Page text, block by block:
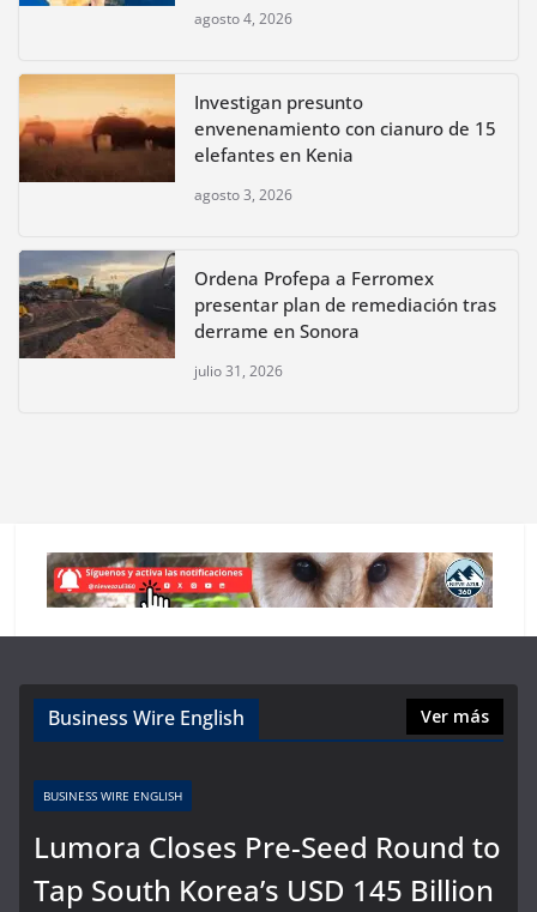
agosto 4, 2026
Investigan presunto
envenenamiento con cianuro de 15
elefantes en Kenia
agosto 3, 2026
Ordena Profepa a Ferromex
presentar plan de remediación tras
derrame en Sonora
julio 31, 2026
Business Wire English Ver más
BUSINESS WIRE ENGLISH
Lumora Closes Pre-Seed Round to
Tap South Korea’s USD 145 Billion